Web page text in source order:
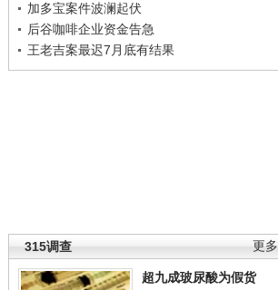
加多宝案件波澜起伏
后谷咖啡企业资金告急
王老吉案最迟7月底有结果
更多
315调查
超九成玻尿酸为假货